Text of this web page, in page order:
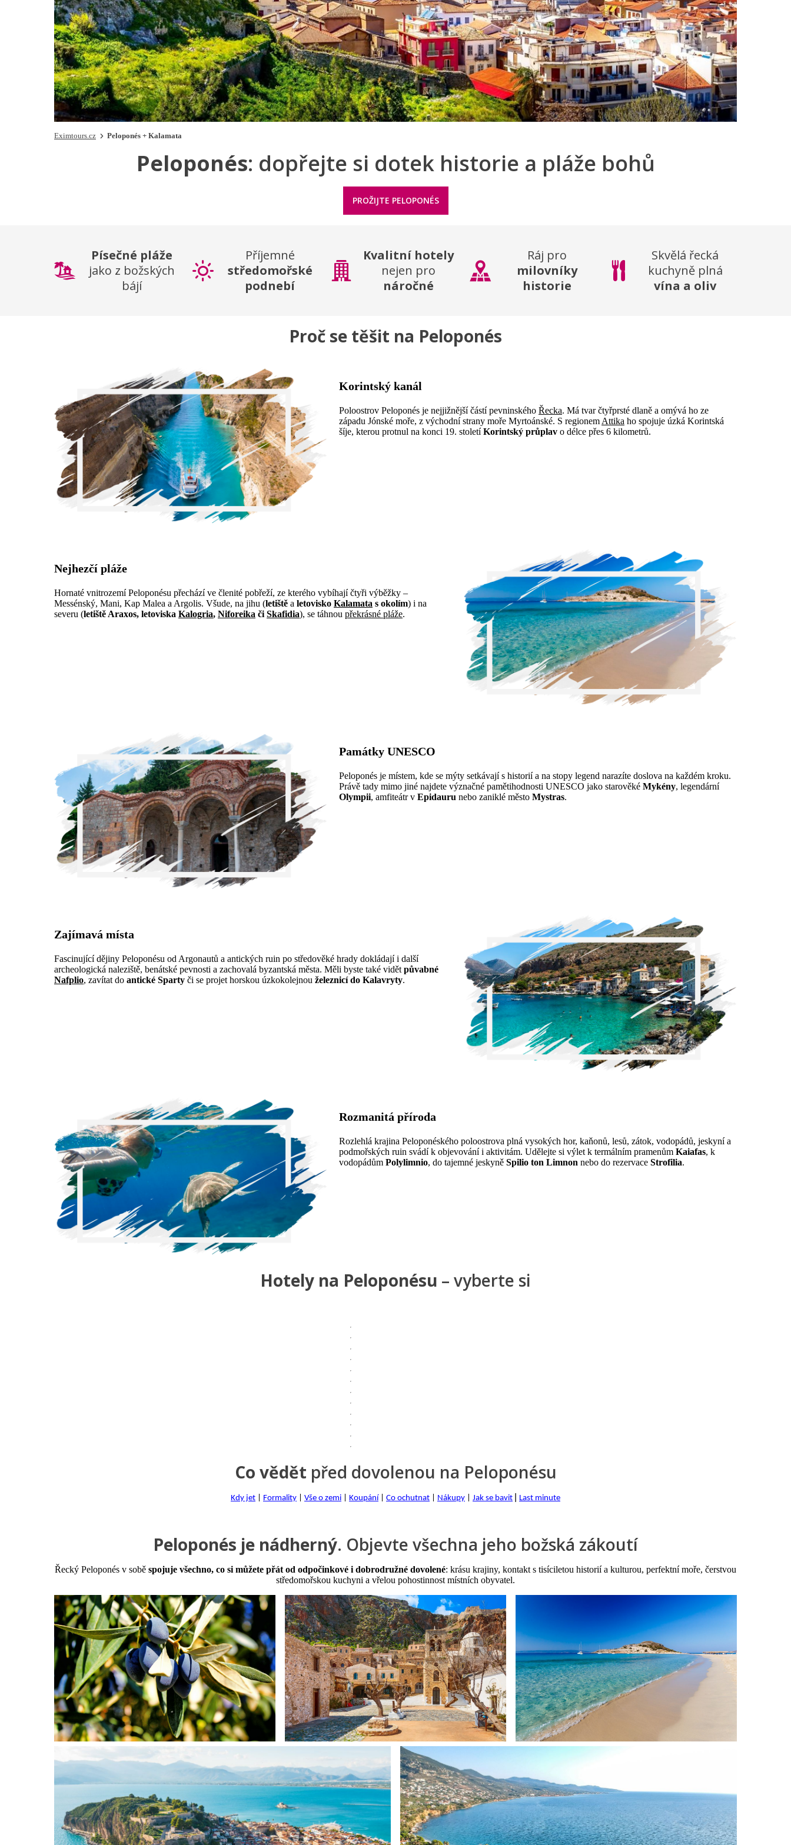
Eximtours.cz Peloponés + Kalamata
Peloponés: dopřejte si dotek historie a pláže bohů
PROŽIJTE PELOPONÉS
Písečné pláže
jako z božských
bájí
Příjemné
středomořské
podnebí
Kvalitní hotely
nejen pro
náročné
Ráj pro
milovníky
historie
Skvělá řecká
kuchyně plná
vína a oliv
Proč se těšit na Peloponés
Korintský kanál
Poloostrov Peloponés je nejjižnější částí pevninského Řecka. Má tvar čtyřprsté dlaně a omývá ho ze
západu Jónské moře, z východní strany moře Myrtoánské. S regionem Attika ho spojuje úzká Korintská
šíje, kterou protnul na konci 19. stoletíKorintský průplav o délce přes 6 kilometrů.
Nejhezčí pláže
Hornaté vnitrozemí Peloponésu přechází ve členité pobřeží, ze kterého vybíhají čtyři výběžky –
Messénský, Mani, Kap Malea a Argolis. Všude, na jihu (letiště a letovisko Kalamata s okolím) i na
severu (letiště Araxos, letoviska Kalogria, Niforeika čiSkafidia), se táhnou překrásné pláže.
Památky UNESCO
Peloponés je místem, kde se mýty setkávají s historií a na stopy legend narazíte doslova na každém kroku.
Právě tady mimo jiné najdete význačné pamětihodnosti UNESCO jako starověké Mykény, legendární
Olympii, amfiteátr v Epidauru nebo zaniklé město Mystras.
Zajímavá místa
Fascinující dějiny Peloponésu od Argonautů a antických ruin po středověké hrady dokládají i další
archeologická naleziště, benátské pevnosti a zachovalá byzantská města. Měli byste také vidět půvabné
Nafplio, zavítat do antické Sparty či se projet horskou úzkokolejnou železnicí do Kalavryty.
Rozmanitá příroda
Rozlehlá krajina Peloponéského poloostrova plná vysokých hor, kaňonů, lesů, zátok, vodopádů, jeskyní a
podmořských ruin svádí k objevování i aktivitám. Udělejte si výlet k termálním pramenům Kaiafas, k
vodopádům Polylimnio, do tajemné jeskyně Spilio ton Limnon nebo do rezervace Strofilia.
Hotely na Peloponésu – vyberte si
Co vědět před dovolenou na Peloponésu
Kdy jet Formality Vše o zemi Koupání| Co ochutnat Nákupy Jak se bavit Last minute
Peloponés je nádherný. Objevte všechna jeho božská zákoutí
Řecký Peloponés v sobě spojuje všechno, co si můžete přát od odpočinkové i dobrodružné dovolené: krásu krajiny, kontakt s tisíciletou historií a kulturou, perfektní moře, čerstvou
středomořskou kuchyni a vřelou pohostinnost místních obyvatel.